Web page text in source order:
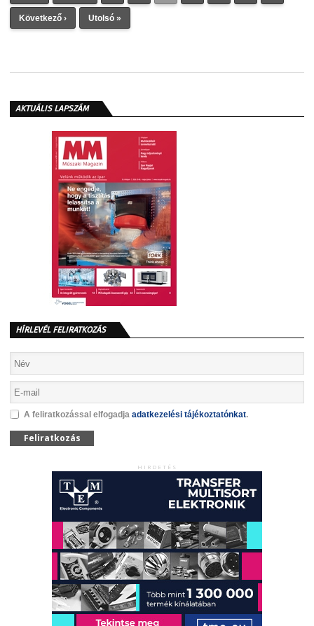
Következő › Utolsó »
AKTUÁLIS LAPSZÁM
HÍRLEVÉL FELIRATKOZÁS
A feliratkozással elfogadja adatkezelési tájékoztatónkat.
Feliratkozás
HIRDETÉS